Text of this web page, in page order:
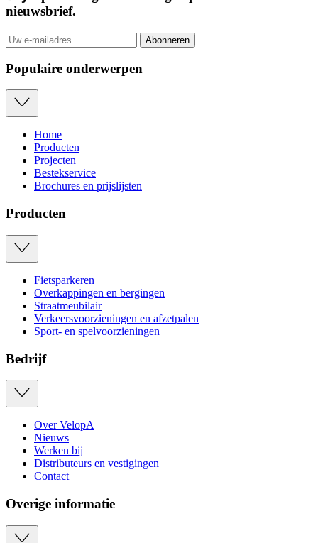
nieuwsbrief.
Abonneren
Populaire onderwerpen
Home
Producten
Projecten
Bestekservice
Brochures en prijslijsten
Producten
Fietsparkeren
Overkappingen en bergingen
Straatmeubilair
Verkeersvoorzieningen en afzetpalen
Sport- en spelvoorzieningen
Bedrijf
Over VelopA
Nieuws
Werken bij
Distributeurs en vestigingen
Contact
Overige informatie